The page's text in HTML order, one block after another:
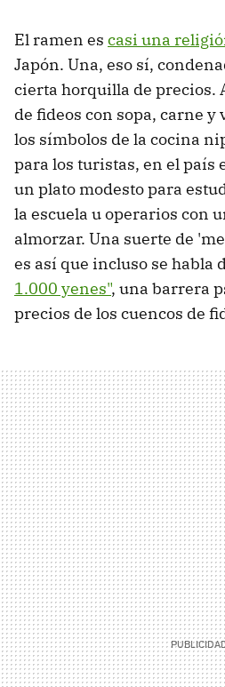
El ramen es casi una
Japón. Una, eso sí,
cierta horquilla de precios.
de fideos con sopa, carne y
los símbolos de la cocina
para los turistas, en el país
un plato modesto para
la escuela u operarios con
almorzar. Una suerte de
es así que incluso se habla
1.000 yenes", una barrera
precios de los cuencos de